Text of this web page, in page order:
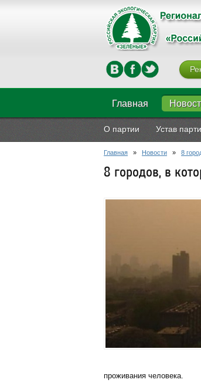
Главная
О партии Устав
Главная » Новости » 8
8 городов, в
проживания человека.